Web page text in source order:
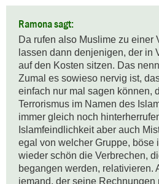
Ramona sagt:
Da rufen also Muslime zu einer
lassen dann denjenigen, der in
auf den Kosten sitzen. Das
Zumal es sowieso nervig ist,
einfach nur mal sagen können,
Terrorismus im Namen des
immer gleich noch
Islamfeindlichkeit aber auch
egal von welcher Gruppe, böse
wieder schön die Verbrechen,
begangen werden, relativieren.
jemand, der seine Rechnungen